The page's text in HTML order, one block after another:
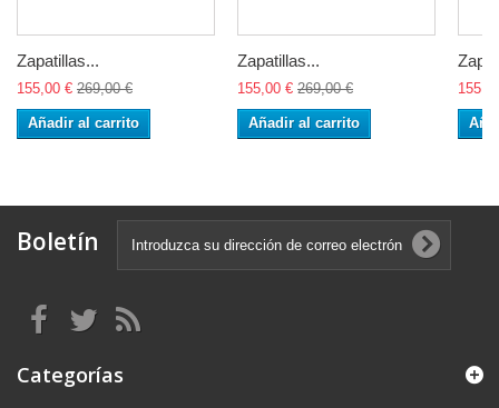
Zapatillas...
155,00 € 269,00 €
Añadir al carrito
Zapatillas...
155,00 € 269,00 €
Añadir al carrito
Boletín
Categorías